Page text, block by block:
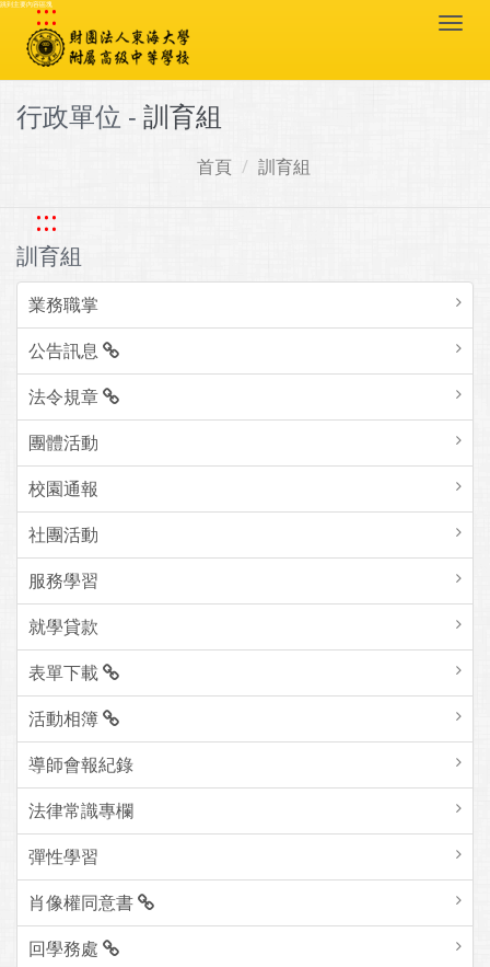
跳到主要內容區塊
:::
行政單位 - 訓育組
首頁 訓育組
:::
訓育組
業務職掌
公告訊息
法令規章
團體活動
校園通報
社團活動
服務學習
就學貸款
表單下載
活動相簿
導師會報紀錄
法律常識專欄
彈性學習
肖像權同意書
回學務處